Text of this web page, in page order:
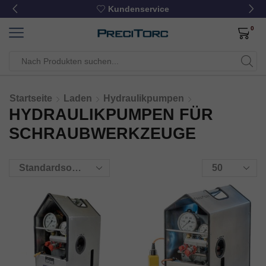
Kundenservice
0
Startseite Laden Hydraulikpumpen
HYDRAULIKPUMPEN FÜR
SCHRAUBWERKZEUGE